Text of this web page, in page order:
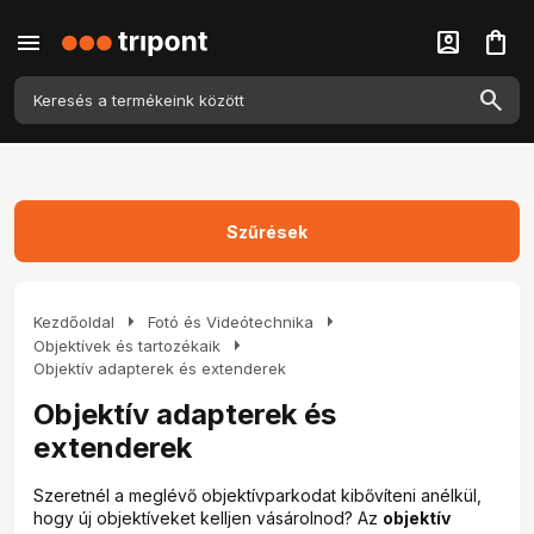
menu account_box shopping_bag
Kezdőoldal arrow_right Fotó és Videótechnika arrow_right
Objektívek és tartozékaik arrow_right
Objektív adapterek és extenderek
Objektív adapterek és
extenderek
Szeretnél a meglévő objektívparkodat kibővíteni anélkül,
hogy új objektíveket kelljen vásárolnod? Az objektív
Szűrések